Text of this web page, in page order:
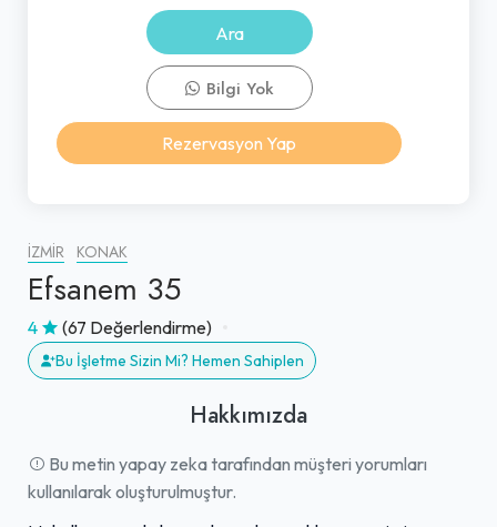
İZMIR KONAK
Efsanem 35
4 (67 Değerlendirme)
Bu İşletme Sizin Mi? Hemen Sahiplen
Hakkımızda
Bu metin yapay zeka tarafından müşteri yorumları
kullanılarak oluşturulmuştur.
Ara
Bilgi Yok
Rezervasyon Yap